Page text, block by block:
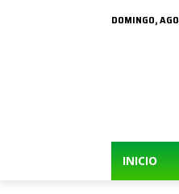
DOMINGO,
INICIO